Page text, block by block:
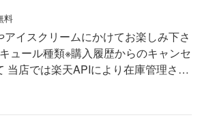
実を食べているかのような味わいを
ています。お酒が弱い方でも美味しく
っぷり。アルコールは7％ですが、
じられないと思います。飲み比べセッ
みのフルーツを探してみてくださ
バランスでブレンド。そこに純粋な
を加え、エドゥアール・コアントロ
照らし蒸溜されて製品となります。ビ
アントロー」が所有する大農園で丁
く、香水にも珍重されるほど。「コ
だオレンジの実が熟さない8月?10
料
イスクリームにかけてお楽しみ下さ
ュール種類※購入履歴からのキャンセ
当店では楽天APIにより在庫管理され
ンセル、修正を受け付けることがで
注文内容に間違いがないことをご確